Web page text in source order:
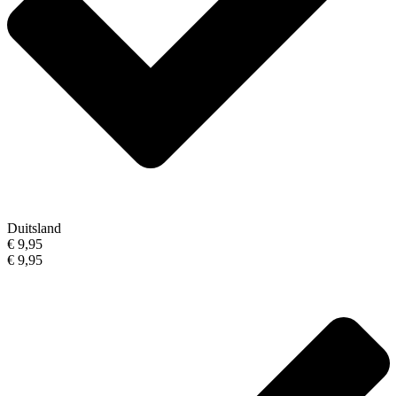
Duitsland
€ 9,95
€ 9,95